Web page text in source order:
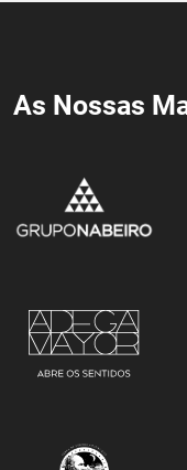
As Nossas